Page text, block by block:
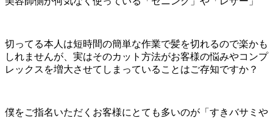
切ってる本人は短時間の簡単な作業で髪を切れるので楽かも
しれませんが、実はそのカット方法がお客様の悩みやコンプ
レックスを増大させてしまっていることはご存知ですか？
僕をご指名いただくお客様にとても多いのが「すきバサミや